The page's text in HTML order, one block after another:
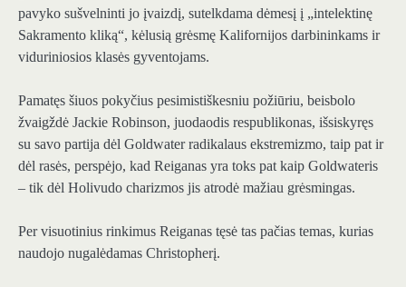
pavyko sušvelninti jo įvaizdį, sutelkdama dėmesį į „intelektinę
Sakramento kliką“, kėlusią grėsmę Kalifornijos darbininkams ir
viduriniosios klasės gyventojams.
Pamatęs šiuos pokyčius pesimistiškesniu požiūriu, beisbolo
žvaigždė Jackie Robinson, juodaodis respublikonas, išsiskyręs
su savo partija dėl Goldwater radikalaus ekstremizmo, taip pat ir
dėl rasės, perspėjo, kad Reiganas yra toks pat kaip Goldwateris
– tik dėl Holivudo charizmos jis atrodė mažiau grėsmingas.
Per visuotinius rinkimus Reiganas tęsė tas pačias temas, kurias
naudojo nugalėdamas Christopherį.